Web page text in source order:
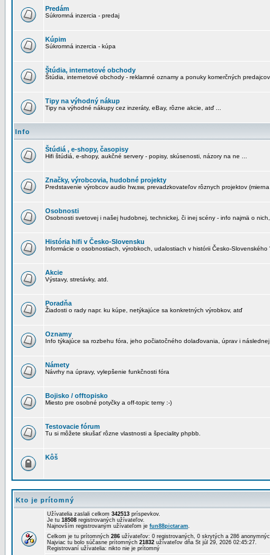
Predám
Súkromná inzercia - predaj
Kúpim
Súkromná inzercia - kúpa
Štúdia, internetové obchody
Štúdia, internetové obchody - reklamné oznamy a ponuky komerčných predajcov
Tipy na výhodný nákup
Tipy na výhodné nákupy cez inzeráty, eBay, rôzne akcie, atď ...
Info
Štúdiá , e-shopy, časopisy
Hifi štúdiá, e-shopy, aukčné servery - popisy, skúsenosti, názory na ne ...
Značky, výrobcovia, hudobné projekty
Predstavenie výrobcov audio hw,sw, prevadzkovateľov rôznych projektov
Osobnosti
Osobnosti svetovej i našej hudobnej, technickej, či inej scény - info najmä o
História hifi v Česko-Slovensku
Informácie o osobnostiach, výrobkoch, udalostiach v histórii Česko-Slovenského
Akcie
Výstavy, stretávky, atd.
Poradňa
Žiadosti o rady napr. ku kúpe, netýkajúce sa konkretných výrobkov, atď
Oznamy
Info týkajúce sa rozbehu fóra, jeho počiatočného dolaďovania, úprav i
Námety
Návrhy na úpravy, vylepšenie funkčnosti fóra
Bojisko / offtopisko
Miesto pre osobné potyčky a off-topic temy :-)
Testovacie fórum
Tu si môžete skušať rôzne vlastnosti a špeciality phpbb.
Kôš
Kto je prítomný
Užívatelia zaslali celkom 342513 príspevkov.
Je tu 18508 registrovaných užívateľov.
Najnovším registrovaným užívateľom je fun88pictaram.
Celkom je tu prítomných 286 užívateľov: 0 registrovaných, 0 skrytých a 286
Najviac tu bolo súčasne prítomných 21832 užívateľov dňa St júl 29, 2026 02:45:27.
Registrovaní užívatelia: nikto nie je prítomný